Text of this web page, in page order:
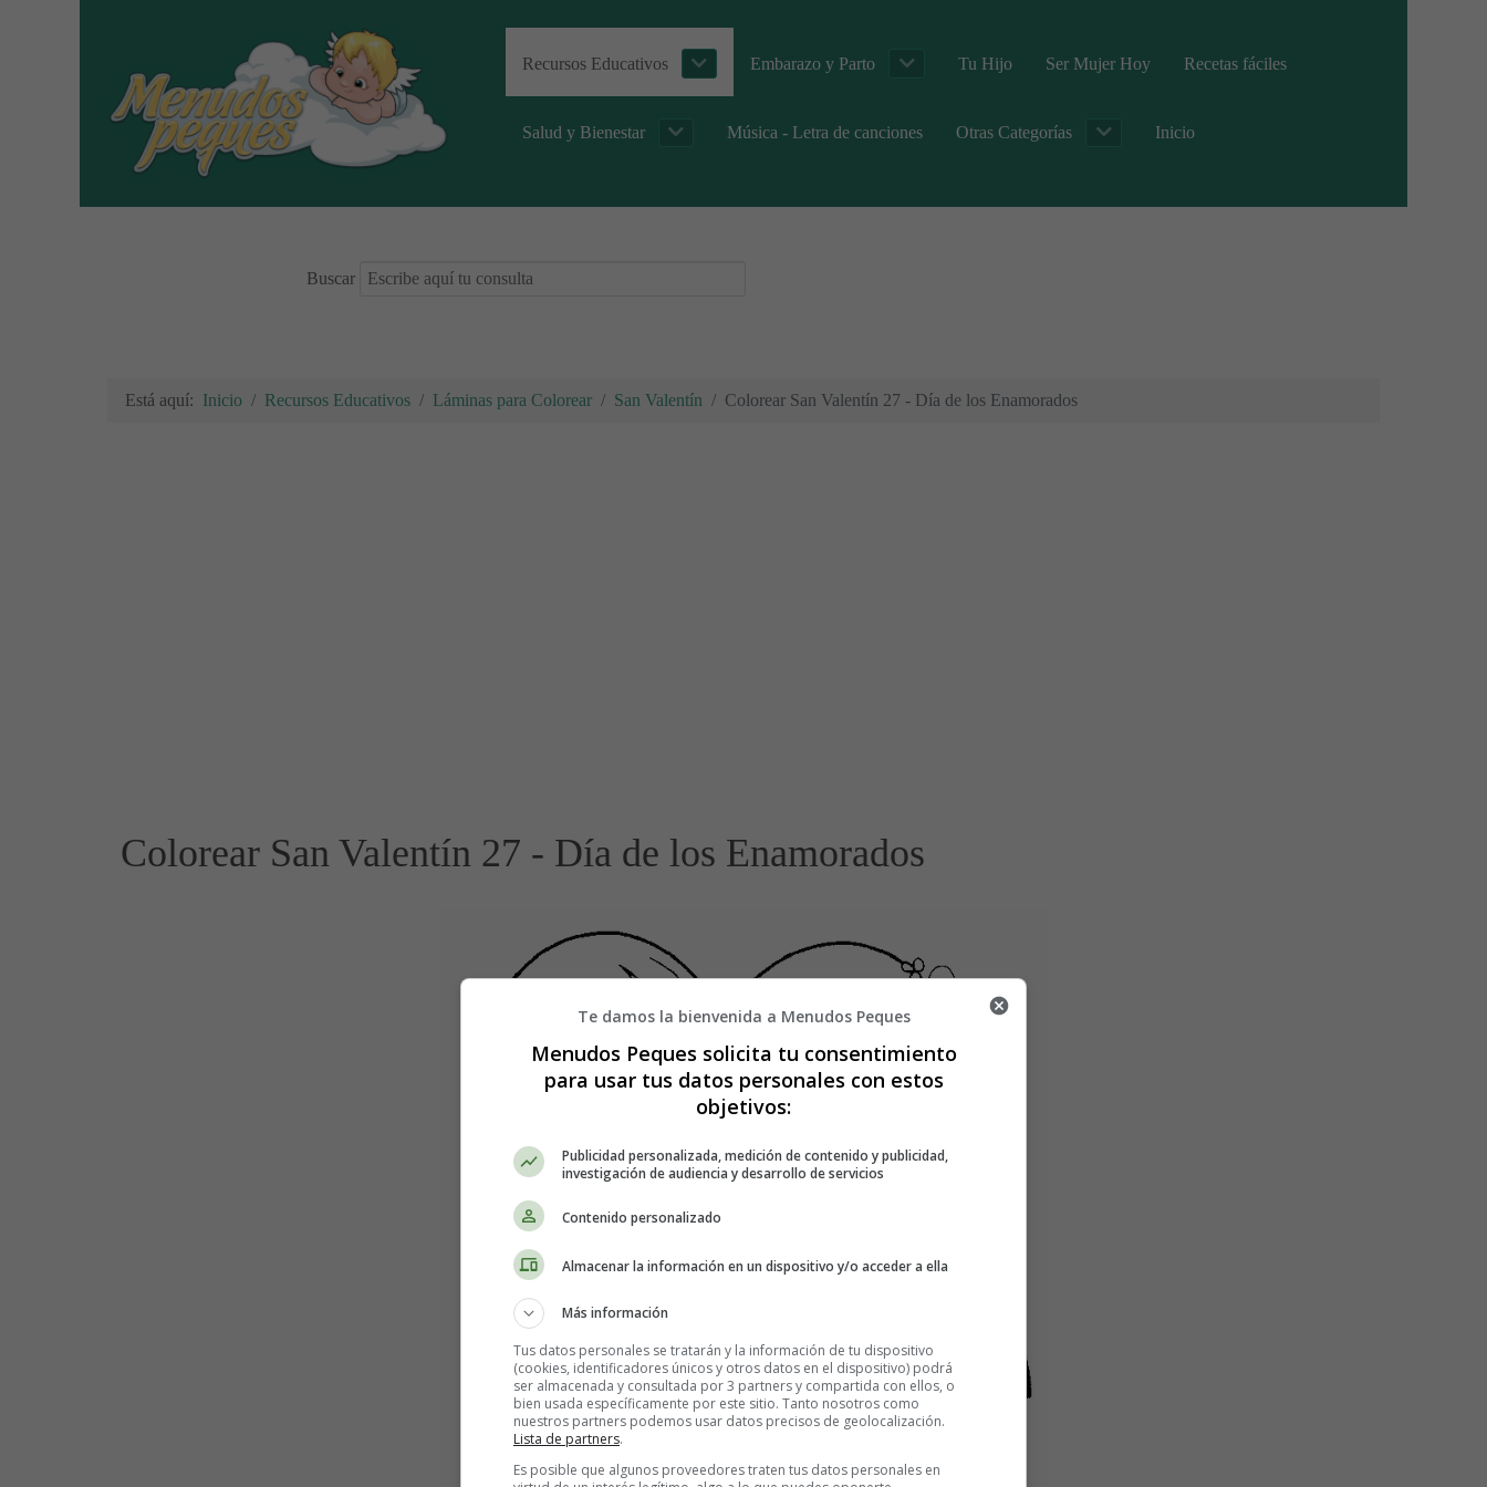
Recursos Educativos Embarazo y Parto Tu Hijo Ser Mujer Hoy Recetas fáciles
Salud y Bienestar Música - Letra de canciones Otras Categorías Inicio
Buscar
Está aquí: Inicio Recursos Educativos Láminas para Colorear San Valentín Colorear San Valentín 27 - Día de los Enamorados
Colorear San Valentín 27 - Día de los Enamorados
Te damos la bienvenida a Menudos Peques
Menudos Peques solicita tu consentimiento
para usar tus datos personales con estos
objetivos:
Publicidad personalizada, medición de contenido y publicidad,
investigación de audiencia y desarrollo de servicios
Contenido personalizado
Almacenar la información en un dispositivo y/o acceder a ella
Más información
Tus datos personales se tratarán y la información de tu dispositivo
(cookies, identificadores únicos y otros datos en el dispositivo) podrá
ser almacenada y consultada por 3 partners y compartida con ellos, o
bien usada específicamente por este sitio. Tanto nosotros como
nuestros partners podemos usar datos precisos de geolocalización.
Lista de partners.
Es posible que algunos proveedores traten tus datos personales en